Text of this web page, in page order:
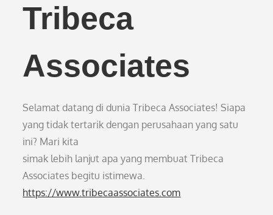
Tribeca
Associates
Selamat datang di dunia Tribeca Associates! Siapa
yang tidak tertarik dengan perusahaan yang satu
ini? Mari kita
simak lebih lanjut apa yang membuat Tribeca
Associates begitu istimewa.
https://www.tribecaassociates.com